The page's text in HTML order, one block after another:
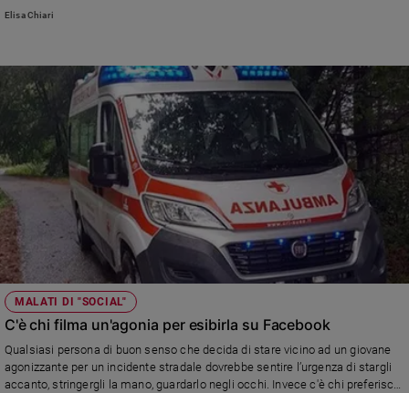
diversamente i processi si prescrivono»
Elisa Chiari
MALATI DI "SOCIAL"
C'è chi filma un'agonia per esibirla su Facebook
Qualsiasi persona di buon senso che decida di stare vicino ad un giovane
agonizzante per un incidente stradale dovrebbe sentire l’urgenza di stargli
accanto, stringergli la mano, guardarlo negli occhi. Invece c'è chi preferisce